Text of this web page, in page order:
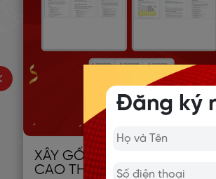
XÂY GỐC TIẾNG ANH TỪ 0 -
CAO THỦ
Đăng ký